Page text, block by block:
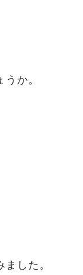
か。
した。